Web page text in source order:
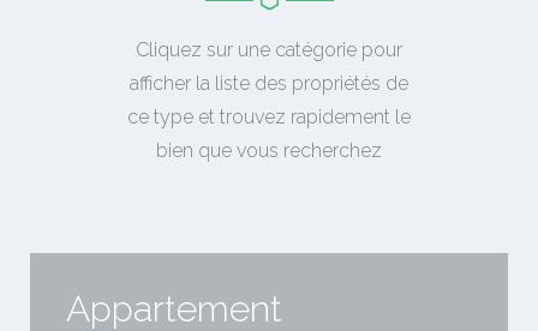
Cliquez sur une catégorie pour
afficher la liste des propriétés de
ce type et trouvez rapidement le
bien que vous recherchez
Appartement